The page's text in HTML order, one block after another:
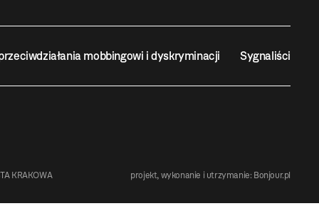
mobbingowi i dyskryminacji Sygnaliści
KRAKOWA projekt, wykonanie i utrzymanie: Bonjour.pl